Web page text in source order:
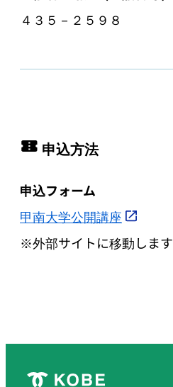
４３５－２５９８
申込方法
申込フォーム
甲南大学公開講座
※外部サイトに移動します